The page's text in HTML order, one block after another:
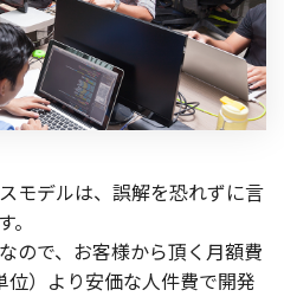
モデルは、誤解を恐れずに言
ので、お客様から頂く月額費
）より安価な人件費で開発